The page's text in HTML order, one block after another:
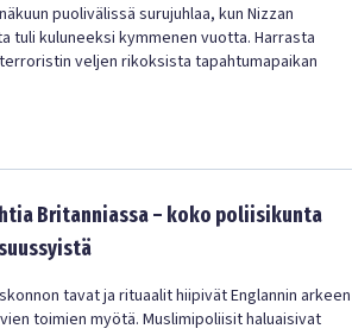
puolivälissä surujuhlaa, kun Nizzan
tuli kuluneeksi kymmenen vuotta. Harrasta
veljen rikoksista tapahtumapaikan
Britanniassa – koko poliisikunta
tavat ja rituaalit hiipivät Englannin arkeen
toimien myötä. Muslimipoliisit haluaisivat